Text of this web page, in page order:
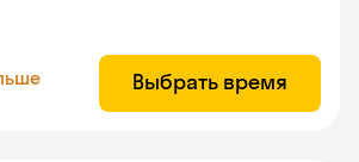
Выбрать время